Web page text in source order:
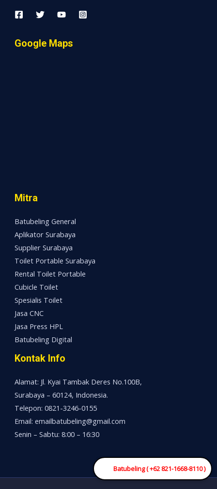
Batubeling ( +62 821-1668-8110 )
Google Maps
Mitra
Batubeling General
Aplikator Surabaya
Supplier Surabaya
Toilet Portable Surabaya
Rental Toilet Portable
Cubicle Toilet
Spesialis Toilet
Jasa CNC
Jasa Press HPL
Batubeling Digital
Kontak Info
Alamat: Jl. Kyai Tambak Deres No.100B,
Surabaya – 60124, Indonesia.
Telepon: 0821-3246-0155
Email: emailbatubeling@gmail.com
Senin – Sabtu: 8:00 – 16:30